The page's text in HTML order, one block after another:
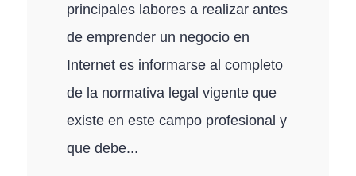
principales labores a realizar antes
de emprender un negocio en
Internet es informarse al completo
de la normativa legal vigente que
existe en este campo profesional y
que debe...